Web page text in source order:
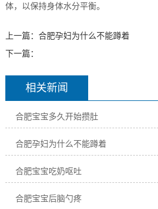
体，以保持身体水分平衡。
上一篇： 合肥孕妇为什么不能蹲着
下一篇：
相关新闻
合肥宝宝多久开始攒肚
合肥孕妇为什么不能蹲着
合肥宝宝吃奶呕吐
合肥宝宝后脑勺疼